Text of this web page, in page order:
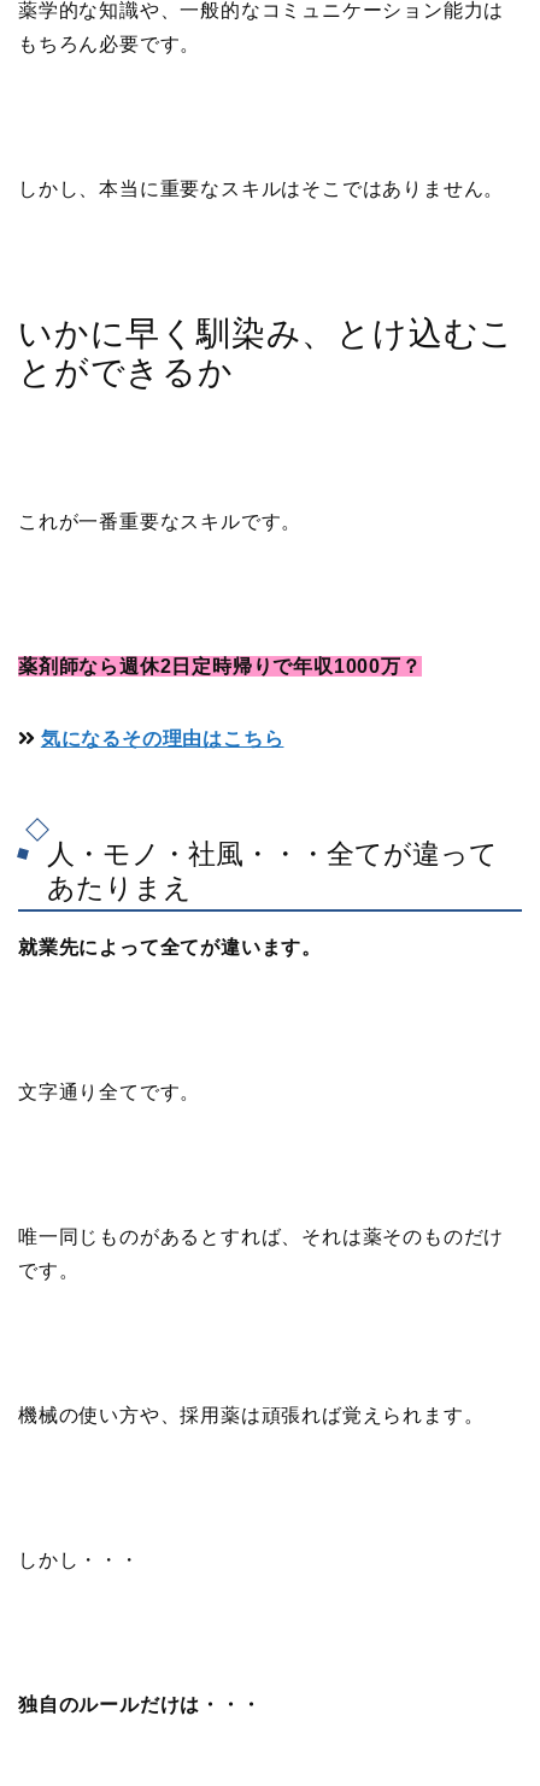
薬学的な知識や、一般的なコミュニケーション能力は
もちろん必要です。
しかし、本当に重要なスキルはそこではありません。
いかに早く馴染み、とけ込むこ
とができるか
これが一番重要なスキルです。
薬剤師なら週休2日定時帰りで年収1000万？
気になるその理由はこちら
人・モノ・社風・・・全てが違って
あたりまえ
就業先によって全てが違います。
文字通り全て です。
唯一同じものがあるとすれば、それは薬そのものだけ
です。
機械の使い方や、採用薬は頑張れば覚えられます。
しかし・・・
独自のルールだけは・・・